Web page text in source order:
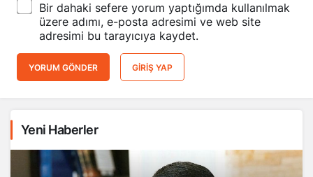
Bir dahaki sefere yorum yaptığımda kullanılmak
üzere adımı, e-posta adresimi ve web site
adresimi bu tarayıcıya kaydet.
YORUM GÖNDER GIRIŞ YAP
Yeni Haberler